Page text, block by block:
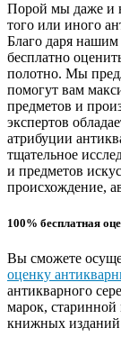
Порой мы даже и
того или иного
Благо даря
бесплатно
полотно. Мы
помогут вам
предметов и
экспертов
атрибуции
тщательное
и предметов
происхождение,
100% бесплатная
Вы сможете
оценку
антикварного
марок, старинной
книжных изданий